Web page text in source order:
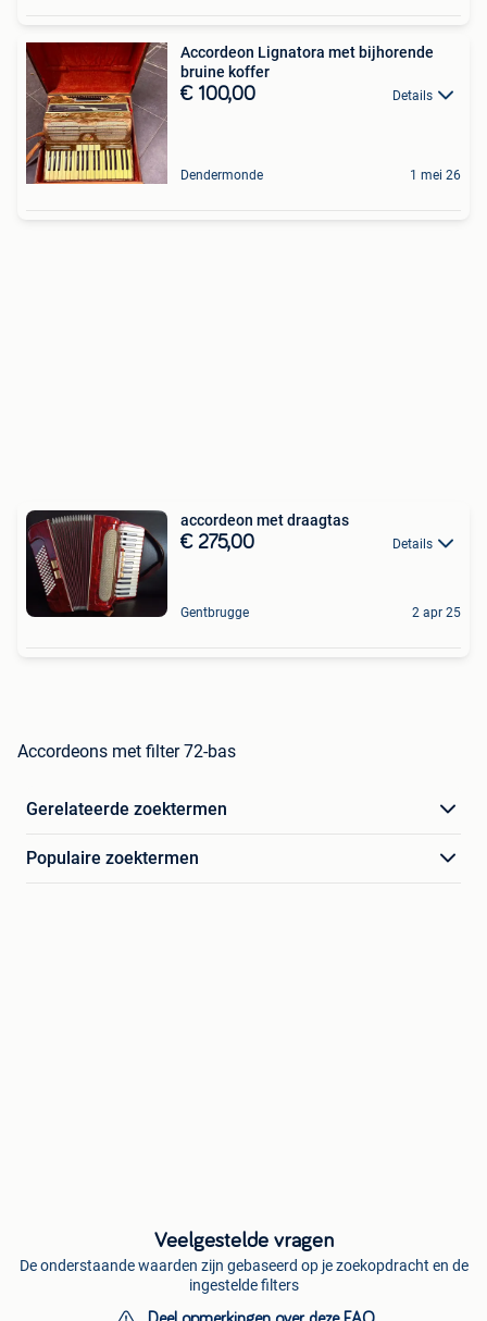
Accordeon Lignatora met bijhorende
bruine koffer
€ 100,00 Details
Dendermonde 1 mei 26
accordeon met draagtas
€ 275,00 Details
Gentbrugge 2 apr 25
Accordeons met filter 72-bas
Gerelateerde zoektermen
Populaire zoektermen
Veelgestelde vragen
De onderstaande waarden zijn gebaseerd op je zoekopdracht en de
ingestelde filters